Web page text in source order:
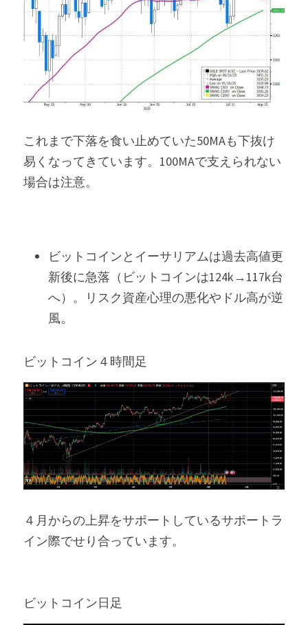
これまで下落を食い止めていた50MAも下抜け
易くなってきています。100MAで支えられない
場合は注意。
ビットコインとイーサリアムは過去高値更
新後に急落（ビットコインは124k→117k台
へ）。リスク資産心理の悪化やドル高が逆
風。
ビットコイン４時間足
４月からの上昇をサポートしているサポートラ
イン際でせり合っています。
ビットコイン日足